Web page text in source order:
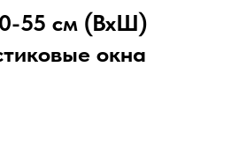
55 см (ВхШ)
окна